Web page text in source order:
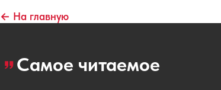
← На главную
Самое читаемое